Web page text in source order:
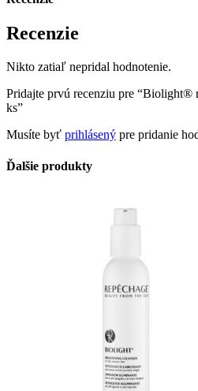
Recenzie
Nikto zatiaľ nepridal hodnotenie.
Pridajte prvú recenziu pre “Biolight®
ks”
Musíte byť prihlásený pre pridanie
Ďalšie produkty